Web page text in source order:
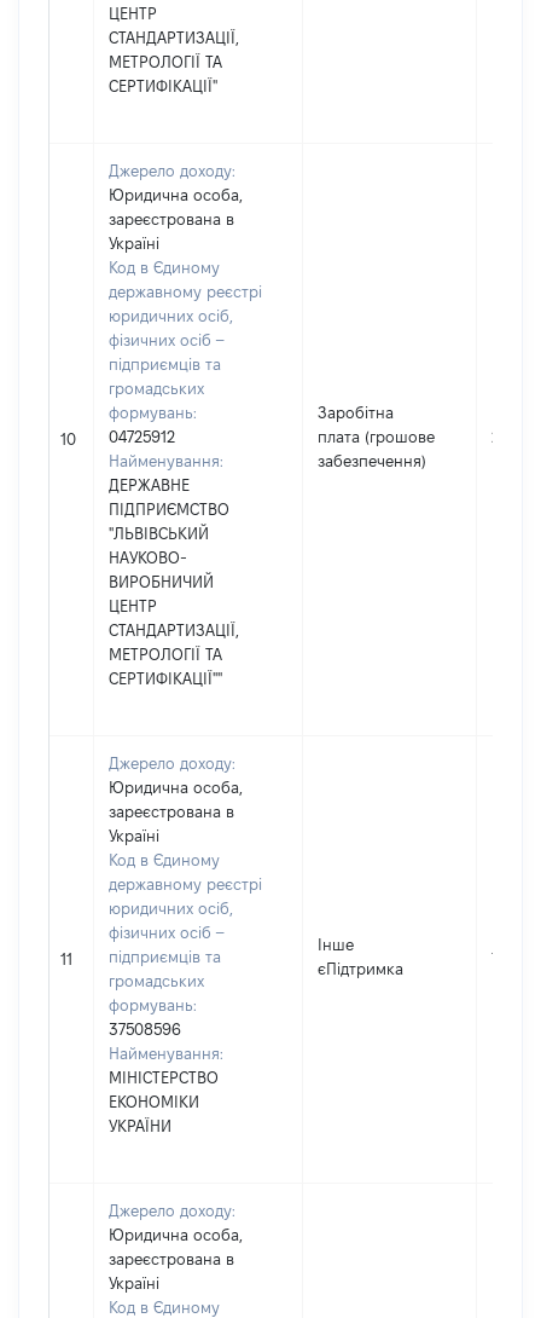
ЦЕНТР
СТАНДАРТИЗАЦІЇ,
МЕТРОЛОГІЇ ТА
СЕРТИФІКАЦІЇ"
10
Джерело доходу:
Юридична особа,
зареєстрована в
Україні
Код в Єдиному
державному реєстрі
юридичних осіб,
фізичних осіб –
підприємців та
громадських
формувань:
04725912
Найменування:
ДЕРЖАВНЕ
ПІДПРИЄМСТВО
"ЛЬВІВСЬКИЙ
НАУКОВО-
ВИРОБНИЧИЙ
ЦЕНТР
СТАНДАРТИЗАЦІЇ,
МЕТРОЛОГІЇ ТА
СЕРТИФІКАЦІЇ""
Заробітна
плата (грошове
забезпечення)
11
Джерело доходу:
Юридична особа,
зареєстрована в
Україні
Код в Єдиному
державному реєстрі
юридичних осіб,
фізичних осіб –
підприємців та
громадських
формувань:
37508596
Найменування:
МІНІСТЕРСТВО
ЕКОНОМІКИ
УКРАЇНИ
Інше
єПідтримка
1000
Джерело доходу:
Юридична особа,
зареєстрована в
Україні
Код в Єдиному